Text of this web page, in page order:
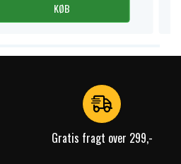
KØB
Gratis fragt over 299,-